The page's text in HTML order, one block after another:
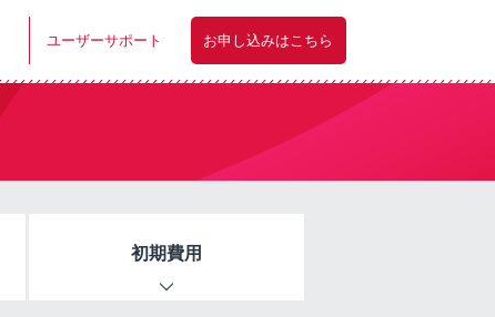
ユーザーサポート お申し込みはこちら
初期費用